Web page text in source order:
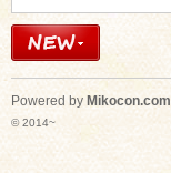
Powered by Mikocon.com
© 2014~